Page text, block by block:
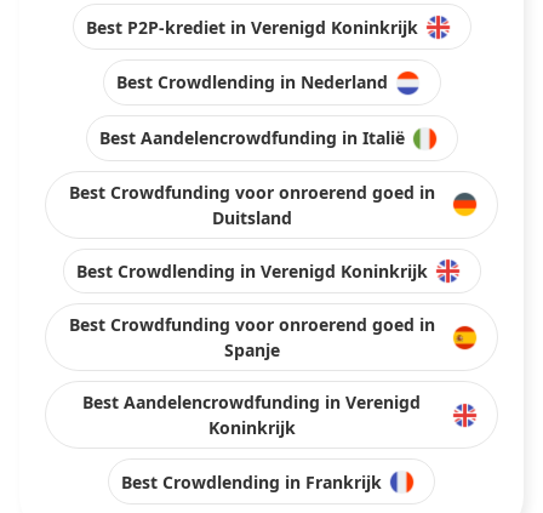
Best P2P-krediet in Verenigd Koninkrijk
Best Crowdlending in Nederland
Best Aandelencrowdfunding in Italië
Best Crowdfunding voor onroerend goed in
Duitsland
Best Crowdlending in Verenigd Koninkrijk
Best Crowdfunding voor onroerend goed in
Spanje
Best Aandelencrowdfunding in Verenigd
Koninkrijk
Best Crowdlending in Frankrijk